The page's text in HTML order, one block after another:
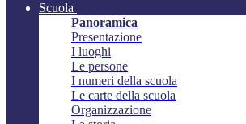
Scuola
Panoramica
Presentazione
I luoghi
Le persone
I numeri della scuola
Le carte della scuola
Organizzazione